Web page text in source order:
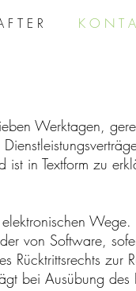
T E R K O N T
Werktagen,
in Textform zu
von Software,
Rücktrittsrechts zur
bei Ausübung des